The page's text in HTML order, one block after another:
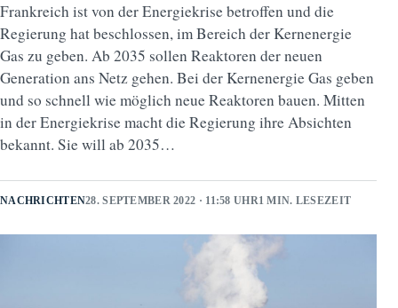
Frankreich ist von der Energiekrise betroffen und die
Regierung hat beschlossen, im Bereich der Kernenergie
Gas zu geben. Ab 2035 sollen Reaktoren der neuen
Generation ans Netz gehen. Bei der Kernenergie Gas geben
und so schnell wie möglich neue Reaktoren bauen. Mitten
in der Energiekrise macht die Regierung ihre Absichten
bekannt. Sie will ab 2035…
NACHRICHTEN28. SEPTEMBER 2022 · 11:58 UHR1 MIN. LESEZEIT